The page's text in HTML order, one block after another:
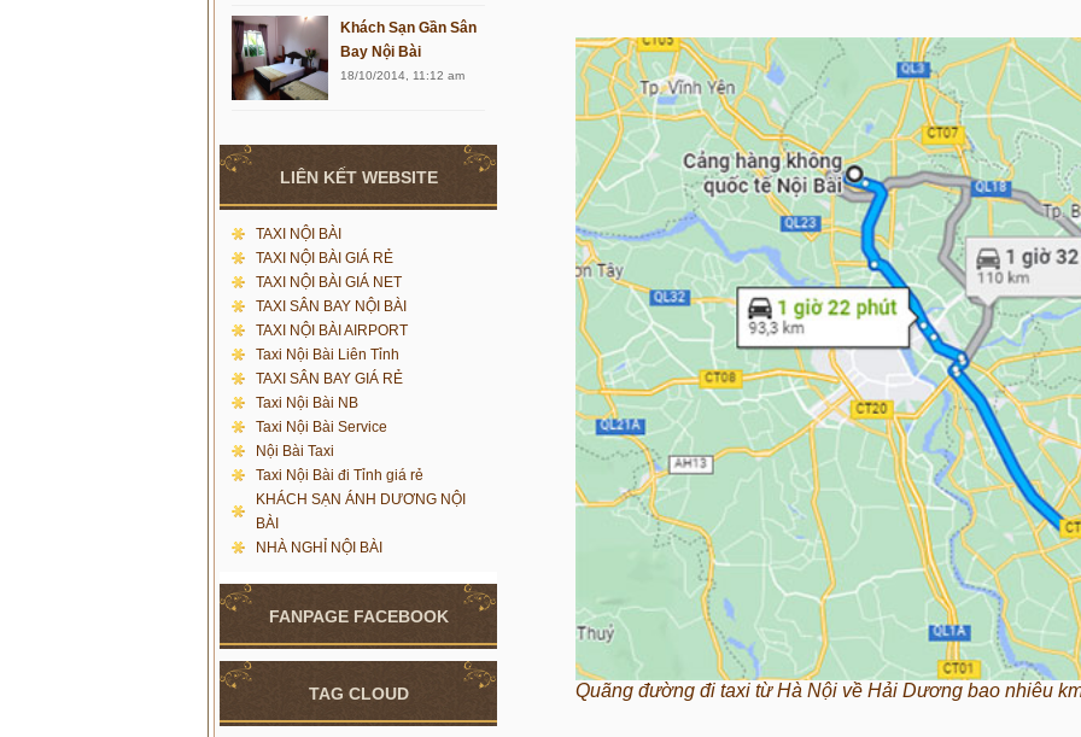
Khách Sạn Gần Sân
Bay Nội Bài
18/10/2014, 11:12 am
LIÊN KẾT WEBSITE
TAXI NỘI BÀI
TAXI NỘI BÀI GIÁ RẺ
TAXI NỘI BÀI GIÁ NET
TAXI SÂN BAY NỘI BÀI
TAXI NỘI BÀI AIRPORT
Taxi Nội Bài Liên Tỉnh
TAXI SÂN BAY GIÁ RẺ
Taxi Nội Bài NB
Taxi Nội Bài Service
Nội Bài Taxi
Taxi Nội Bài đi Tỉnh giá rẻ
KHÁCH SẠN ÁNH DƯƠNG NỘI
BÀI
NHÀ NGHỈ NỘI BÀI
FANPAGE FACEBOOK
TAG CLOUD Quãng đường đi taxi từ Hà Nội về Hải Dương bao nhiêu